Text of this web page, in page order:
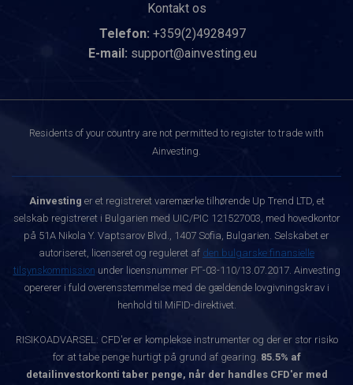
Kontakt os
Telefon: +359(2)4928497
E-mail: support@ainvesting.eu
Residents of your country are not permitted to register to trade with
Ainvesting.
Ainvesting er et registreret varemærke tilhørende Up Trend LTD, et
selskab registreret i Bulgarien med UIC/PIC 121527003, med hovedkontor
på 51A Nikola Y. Vaptsarov Blvd., 1407 Sofia, Bulgarien. Selskabet er
autoriseret, licenseret og reguleret af den bulgarske finansielle
tilsynskommission under licensnummer РГ-03-110/13.07.2017. Ainvesting
opererer i fuld overensstemmelse med de gældende lovgivningskrav i
henhold til MiFID-direktivet.
RISIKOADVARSEL: CFD'er er komplekse instrumenter og der er stor risiko
for at tabe penge hurtigt på grund af gearing. 85.5% af
detailinvestorkonti taber penge, når der handles CFD'er med